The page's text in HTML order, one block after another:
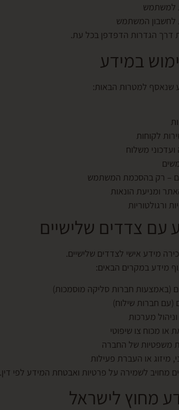
למשתמש
לחשבון המשתמש
דרך הגדרות הדפדפן בכל עת.
שנאסף למטרות הבאות:
לקוחות
משלוח
– רק בהסכמת המשתמש
ומניעת הונאות
ורגולטוריות
מידע אישי לצדדים שלישיים.
מידע במקרים הבאים:
(באמצעות חברות סליקה מוסמכות)
(עם חברות שילוח)
מערכות
או מכוח צו שיפוטי
משפטיות של החברה
מיזוג או העברת פעילות
מחויב לשמירה על פרטיות ואבטחת המידע לפי דין.